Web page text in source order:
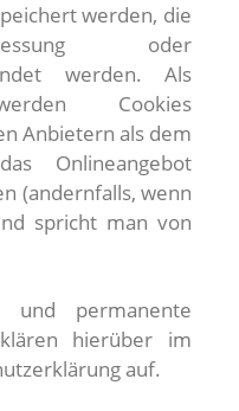
werden, die
oder
werden. Als
Cookies
Anbietern als dem
Onlineangebot
(andernfalls, wenn
spricht man von
und permanente
hierüber im
auf.